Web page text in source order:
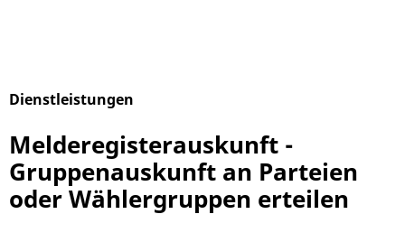
Dienstleistungen
Melderegisterauskunft -
Gruppenauskunft an Parteien
oder Wählergruppen erteilen